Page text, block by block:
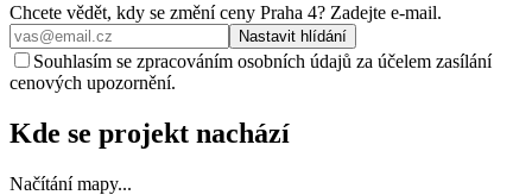
Chcete vědět, kdy se změní ceny Praha 4? Zadejte e‑mail.
Nastavit hlídání
Souhlasím se zpracováním osobních údajů za účelem zasílání
cenových upozornění.
Kde se projekt nachází
Načítání mapy...